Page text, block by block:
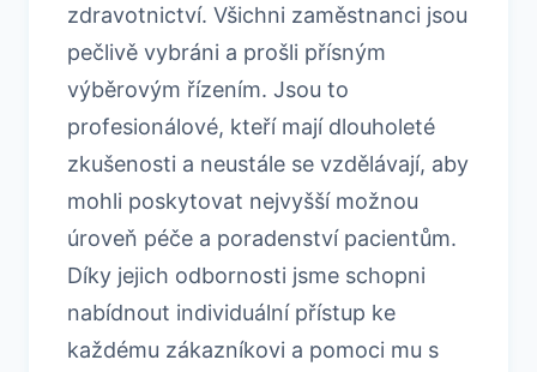
zdravotnictví. Všichni zaměstnanci jsou
pečlivě vybráni a prošli přísným
výběrovým řízením. Jsou to
profesionálové, kteří mají dlouholeté
zkušenosti a neustále se vzdělávají, aby
mohli poskytovat nejvyšší možnou
úroveň péče a poradenství pacientům.
Díky jejich odbornosti jsme schopni
nabídnout individuální přístup ke
každému zákazníkovi a pomoci mu s